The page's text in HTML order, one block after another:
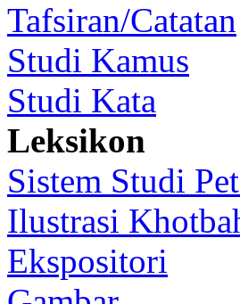
Tafsiran/Catatan
Studi Kamus
Studi Kata
Leksikon
Sistem Studi
Ilustrasi
Ekspositori